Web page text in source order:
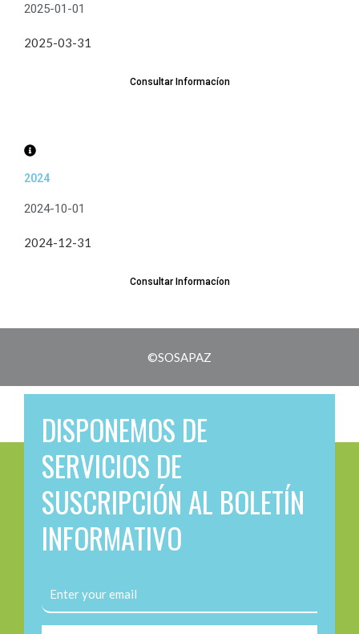
2025-01-01
2025-03-31
Consultar Informacíon
2024
2024-10-01
2024-12-31
Consultar Informacíon
©SOSAPAZ
DISPONEMOS DE
SERVICIOS DE
SUSCRIPCIÓN AL BOLETÍN
INFORMATIVO